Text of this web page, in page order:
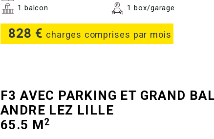
828 € charges comprises par mois
1 balcon
1 box/garage
F3 AVEC PARKING ET GRAND
ANDRE LEZ LILLE
65.5 M2